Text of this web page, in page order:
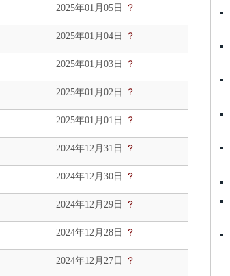
2025年01月05日 ？
2025年01月04日 ？
2025年01月03日 ？
2025年01月02日 ？
2025年01月01日 ？
2024年12月31日 ？
2024年12月30日 ？
2024年12月29日 ？
2024年12月28日 ？
2024年12月27日 ？